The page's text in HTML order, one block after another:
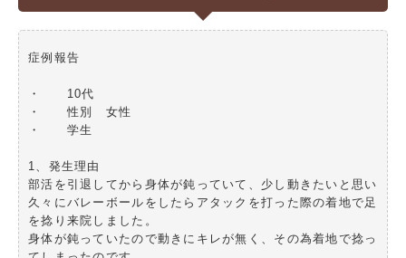
症例報告
・ 10代
・ 性別 女性
・ 学生
1、発生理由
部活を引退してから身体が鈍っていて、少し動きたいと思い
久々にバレーボールをしたらアタックを打った際の着地で足
を捻り来院しました。
身体が鈍っていたので動きにキレが無く、その為着地で捻っ